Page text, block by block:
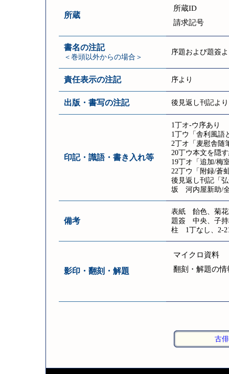
所蔵
所蔵ID
請求記号
書名の注記
＜巻頭以外からの場合＞
序題および題簽
責任表示の注記 序より
出版・書写の注記 後見返し刊記より
印記・識語・書き入れ等
1丁オ-ウ序あり
1丁ウ「舎利風語
2丁オ「麦慰舎随
20丁ウ本文を隠
19丁オ「追加/梅
22丁ウ「附録/蒼
後見返し刊記「
坂 河内屋新助/
備考
表紙 飴色、菊
題簽 中央、子持
柱 1丁なし、2-
影印・翻刻・解題
マイクロ資料
翻刻・解題の情
古